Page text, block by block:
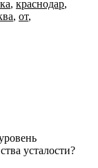
, краснодар,
, от,
усталости?